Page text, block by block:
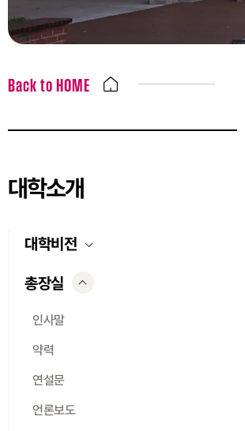
Back to HOME
대학소개
대학비전
총장실
인사말
약력
연설문
언론보도